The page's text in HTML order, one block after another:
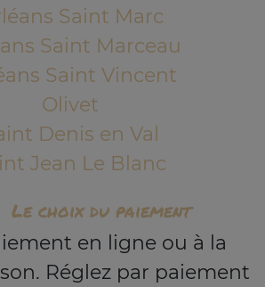
Saint Marc
Saint Marceau
Saint Vincent
Olivet
Denis en Val
Jean Le Blanc
Le choix du paiement
en ligne ou à la
Réglez par paiement